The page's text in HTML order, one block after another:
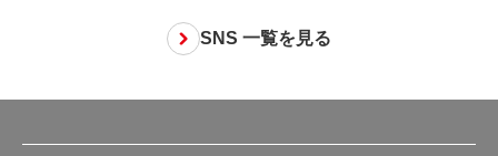
SNS 一覧を見る